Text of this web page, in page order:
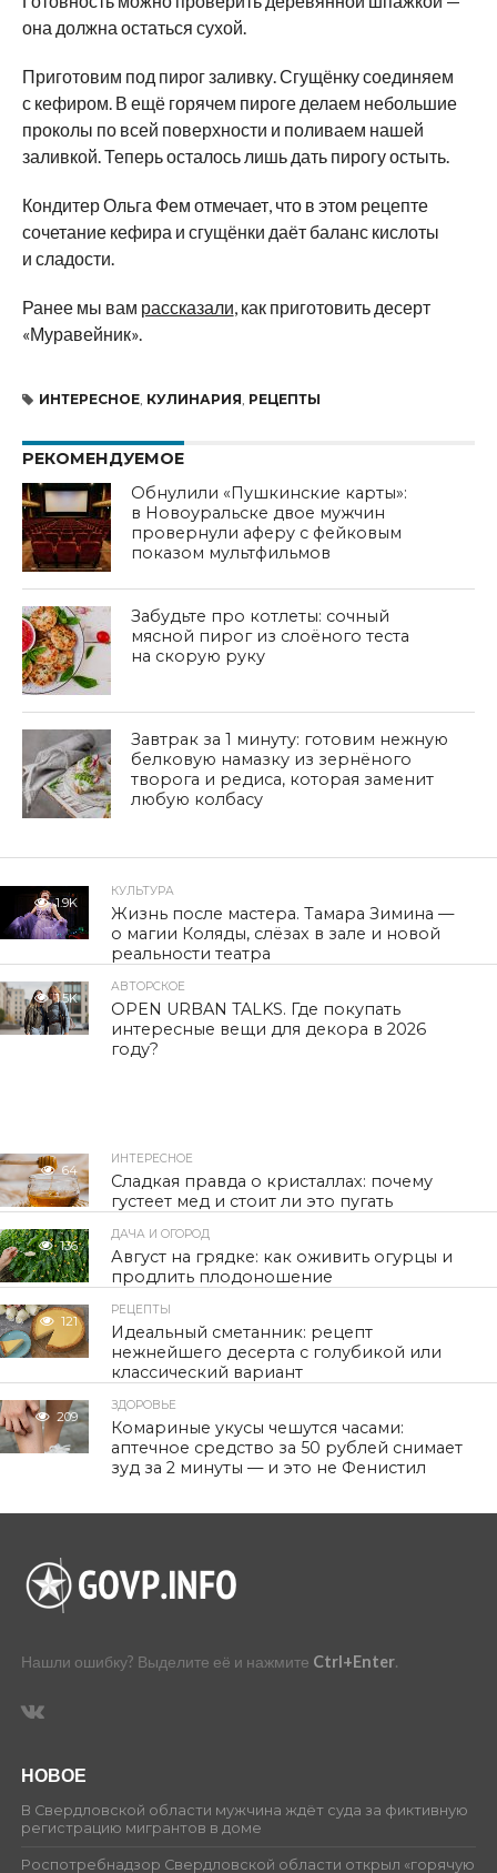
она должна остаться сухой.
Приготовим под пирог заливку. Сгущёнку соединяем
с кефиром. В ещё горячем пироге делаем небольшие
проколы по всей поверхности и поливаем нашей
заливкой. Теперь осталось лишь дать пирогу остыть.
Кондитер Ольга Фем отмечает, что в этом рецепте
сочетание кефира и сгущёнки даёт баланс кислоты
и сладости.
Ранее мы вам рассказали, как приготовить десерт
«Муравейник».
ИНТЕРЕСНОЕ, КУЛИНАРИЯ РЕЦЕПТЫ
РЕКОМЕНДУЕМОЕ
Обнулили «Пушкинские карты»:
в Новоуральске двое мужчин
провернули аферу с фейковым
показом мультфильмов
Забудьте про котлеты: сочный
мясной пирог из слоёного теста
на скорую руку
Завтрак за 1 минуту: готовим нежную
белковую намазку из зернёного
творога и редиса, которая заменит
любую колбасу
1.9K
КУЛЬТУРА
Жизнь после мастера. Тамара Зимина —
о магии Коляды, слёзах в зале и новой
реальности театра
1.5K
АВТОРСКОЕ
OPEN URBAN TALKS. Где покупать
интересные вещи для декора в 2026
году?
64
ИНТЕРЕСНОЕ
Сладкая правда о кристаллах: почему
густеет мед и стоит ли это пугать
136
ДАЧА И ОГОРОД
Август на грядке: как оживить огурцы и
продлить плодоношение
121
РЕЦЕПТЫ
Идеальный сметанник: рецепт
нежнейшего десерта с голубикой или
классический вариант
209
ЗДОРОВЬЕ
Комариные укусы чешутся часами:
аптечное средство за 50 рублей снимает
зуд за 2 минуты — и это не Фенистил
Нашли ошибку? Выделите её и нажмите Ctrl+Enter.
НОВОЕ
В Свердловской области мужчина ждёт суда за фиктивную
регистрацию мигрантов в доме
Роспотребнадзор Свердловской области открыл «горячую